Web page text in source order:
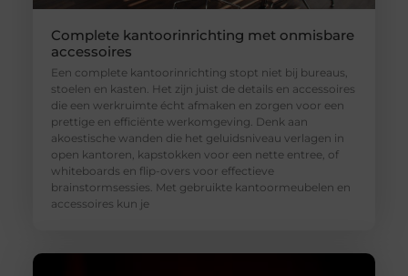
Complete kantoorinrichting met onmisbare
accessoires
Een complete kantoorinrichting stopt niet bij bureaus,
stoelen en kasten. Het zijn juist de details en accessoires
die een werkruimte écht afmaken en zorgen voor een
prettige en efficiënte werkomgeving. Denk aan
akoestische wanden die het geluidsniveau verlagen in
open kantoren, kapstokken voor een nette entree, of
whiteboards en flip-overs voor effectieve
brainstormsessies. Met gebruikte kantoormeubelen en
accessoires kun je